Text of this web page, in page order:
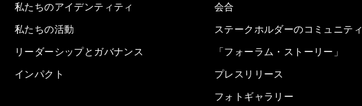
私たちのアイデンティティ
私たちの活動
リーダーシップとガバナンス
インパクト
会合
ステークホルダーのコミュニティ
「フォーラム・ストーリー」
プレスリリース
フォトギャラリー